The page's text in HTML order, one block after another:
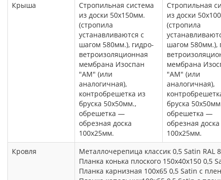
Крыша
Стропильная система
из доски 50х150мм.
(стропила
устанавливаются с
шагом 580мм.), гидро-
ветроизоляционная
мембрана Изоспан
"АМ" (или
аналогичная),
контробрешетка из
бруска 50х50мм.,
обрешетка —
обрезная доска
100х25мм.
Стропильная
из доски
(стропила
шагом 580мм.),
мембрана
"АМ" (или
аналогичная),
бруска
обрешетка —
обрезная доска
100х25мм.
Кровля
Металлочерепица классик 0,5 Satin
Планка конька плоского 150х40х150 0,5
Планка карнизная 100х65 0,5 Satin с